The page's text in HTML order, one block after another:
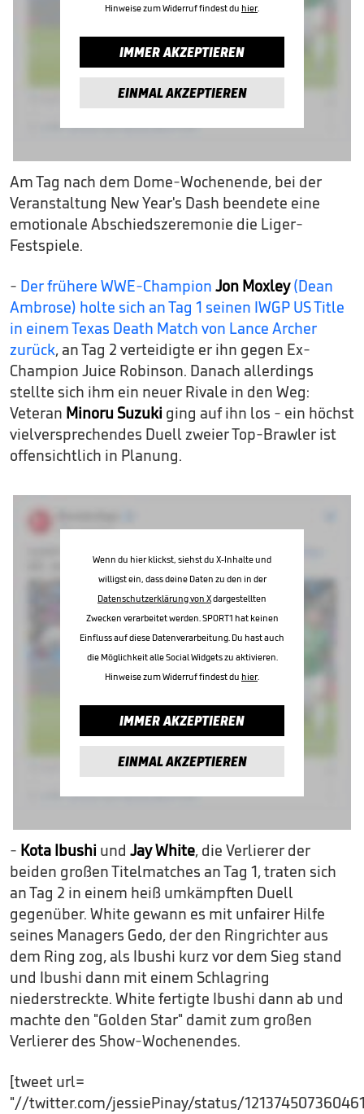
Hinweise zum Widerruf findest du hier.
IMMER AKZEPTIEREN
EINMAL AKZEPTIEREN
Am Tag nach dem Dome-Wochenende, bei der
Veranstaltung New Year's Dash beendete eine
emotionale Abschiedszeremonie die Liger-
Festspiele.
- Der frühere WWE-Champion Jon Moxley(Dean
Ambrose) holte sich an Tag 1 seinen IWGP US Title
in einem Texas Death Match von Lance Archer
zurück, an Tag 2 verteidigte er ihn gegen Ex-
Champion Juice Robinson. Danach allerdings
stellte sich ihm ein neuer Rivale in den Weg:
Veteran Minoru Suzuki ging auf ihn los - ein höchst
vielversprechendes Duell zweier Top-Brawler ist
offensichtlich in Planung.
Wenn du hier klickst, siehst du X-Inhalte und
willigst ein, dass deine Daten zu den in der
Datenschutzerklärung von Xdargestellten
Zwecken verarbeitet werden. SPORT1 hat keinen
Einfluss auf diese Datenverarbeitung. Du hast auch
die Möglichkeit alle Social Widgets zu aktivieren.
Hinweise zum Widerruf findest du hier.
IMMER AKZEPTIEREN
EINMAL AKZEPTIEREN
- Kota Ibushi und Jay White, die Verlierer der
beiden großen Titelmatches an Tag 1, traten sich
an Tag 2 in einem heiß umkämpften Duell
gegenüber. White gewann es mit unfairer Hilfe
seines Managers Gedo, der den Ringrichter aus
dem Ring zog, als Ibushi kurz vor dem Sieg stand
und Ibushi dann mit einem Schlagring
niederstreckte. White fertigte Ibushi dann ab und
machte den "Golden Star" damit zum großen
Verlierer des Show-Wochenendes.
[tweet url=
"//twitter.com/jessiePinay/status/